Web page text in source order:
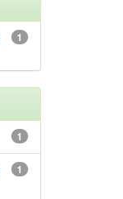
1
1
1